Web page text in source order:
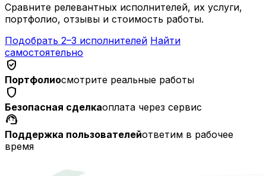
Сравните релевантных исполнителей, их услуги,
портфолио, отзывы и стоимость работы.
Подобрать 2–3 исполнителей Найти
самостоятельно
verified_user
Портфолиосмотрите реальные работы
shield
Безопасная сделкаоплата через сервис
support_agent
Поддержка пользователейответим в рабочее
время